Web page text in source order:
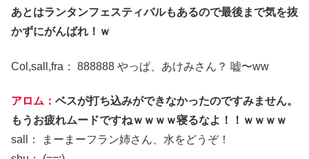
あとはランタンフェスティバルもあるので最後まで気を抜
かずにがんばれ！ｗ
Col,sall,fra： 888888 やっぱ、あけみさん？ 嘘〜ww
アロム： ベスが打ち込みができなかったのですみません。
もうお疲れムードですねｗｗｗｗ寝るなよ！！ｗｗｗｗ
sall： まーまーフラン姉さん、水をどうぞ！